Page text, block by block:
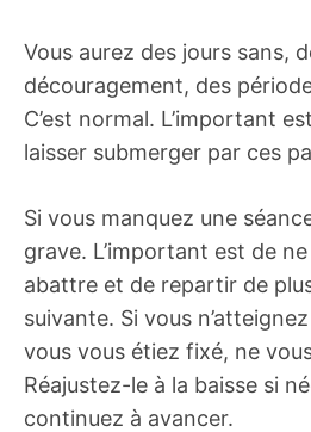
Vous aurez des jours sans,
découragement, des
C’est normal. L’important
laisser submerger par ces
Si vous manquez une
grave. L’important est de
abattre et de repartir de
suivante. Si vous
vous vous étiez fixé, ne
Réajustez-le à la baisse si
continuez à avancer.